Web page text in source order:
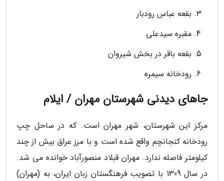
بقعه عباس رودبار
مقبره سیدعلی
بقعه باقر در بخش شیروان
رودخانه سیمره
جاهای دیدنی شهرستان مهران / ایلام
مرکز این شهرستان، شهر مهران است. که در ساحل چپ
رودخانه کنجانچم واقع شده است و با مرز عراق بیش از چند
کیلومتر فاصله ندارد. مهران قبلاد منصورآباد خوانده می شد.
در سال 1309 با تصویب فرهنگستان زبان ایران، به (مهران)